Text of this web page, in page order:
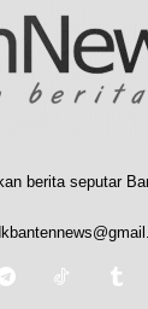
berita seputar